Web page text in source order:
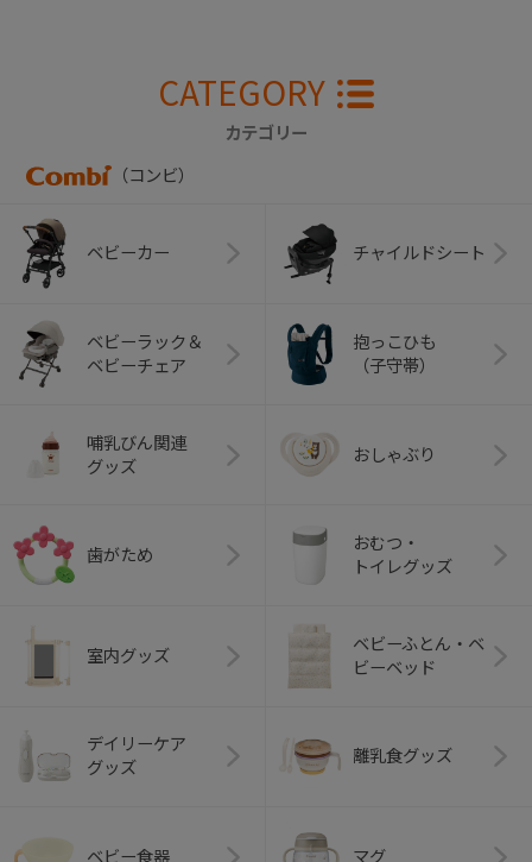
CATEGORY
カテゴリー
（コンビ）
ベビーカー チャイルドシート
ベビーラック＆
ベビーチェア
抱っこひも
（子守帯）
哺乳びん関連
グッズ
おしゃぶり
歯がため
おむつ・
トイレグッズ
室内グッズ
ベビーふとん・ベ
ビーベッド
デイリーケア
グッズ
離乳食グッズ
ベビー食器 マグ